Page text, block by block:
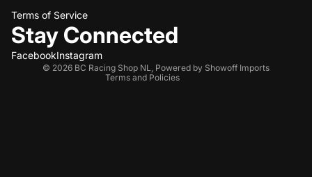
Terms of Service
Stay Connected
FacebookInstagram
© 2026 BC Racing Shop NL
Powered by Showoff Imports
Terms and Policies
Terms of service
Shipping policy
Contact information